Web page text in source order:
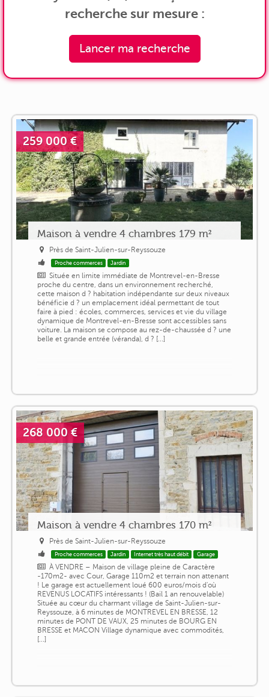
recherche sur mesure :
Lancer ma recherche
259 000 €
Maison à vendre 4 chambres 179 m²
Près de Saint-Julien-sur-Reyssouze
Proche commerces Jardin
Située en limite immédiate de Montrevel-en-Bresse
proche du centre, dans un environnement recherché,
cette maison d ? habitation indépendante sur deux niveaux
bénéficie d ? un emplacement idéal permettant de tout
faire à pied : écoles, commerces, services et vie du village
dynamique de Montrevel-en-Bresse sont accessibles sans
voiture. La maison se compose au rez-de-chaussée d ? une
belle et grande entrée (véranda), d ? [...]
268 000 €
Maison à vendre 4 chambres 170 m²
Près de Saint-Julien-sur-Reyssouze
Proche commerces Jardin Internet très haut débit Garage
À VENDRE – Maison de village pleine de Caractère
-170m2- avec Cour, Garage 110m2 et terrain non attenant
! Le garage est actuellement loué 600 euros/mois d'où
REVENUS LOCATIFS intéressants ! (Bail 1 an renouvelable)
Située au cœur du charmant village de Saint-Julien-sur-
Reyssouze, à 6 minutes de MONTREVEL EN BRESSE, 12
minutes de PONT DE VAUX, 25 minutes de BOURG EN
BRESSE et MACON Village dynamique avec commodités,
[...]